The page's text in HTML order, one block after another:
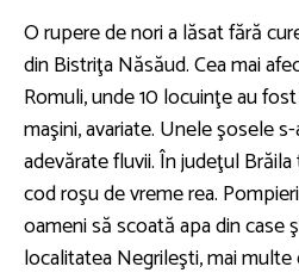
O rupere de nori a lăsat fără
din Bistriţa Năsăud. Cea mai
Romuli, unde 10 locuinţe au
maşini, avariate. Unele şosele
adevărate fluvii. În judeţul
cod roşu de vreme rea.
oameni să scoată apa din case
localitatea Negrileşti, mai